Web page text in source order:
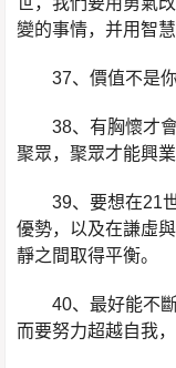
變的事情，并用智
37、價值不是你
38、有胸懷才會
聚眾，聚眾才能興業
39、要想在21世
優勢，以及在謙虛
靜之間取得平衡。
40、最好能不斷
而要努力超越自我